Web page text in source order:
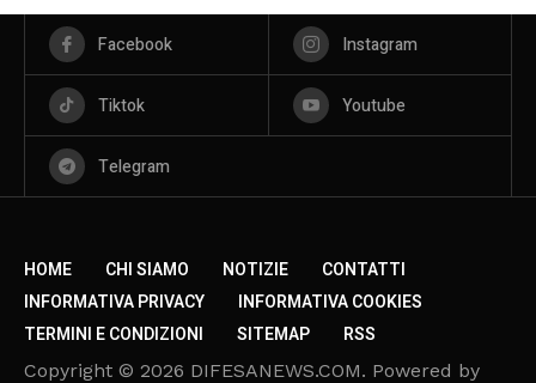
Facebook Instagram
Tiktok Youtube
Telegram
HOME CHI SIAMO NOTIZIE
CONTATTI
INFORMATIVA PRIVACY
INFORMATIVA COOKIES
TERMINI E CONDIZIONI
SITEMAP RSS
Copyright © 2026 DIFESANEWS.COM. Powered by